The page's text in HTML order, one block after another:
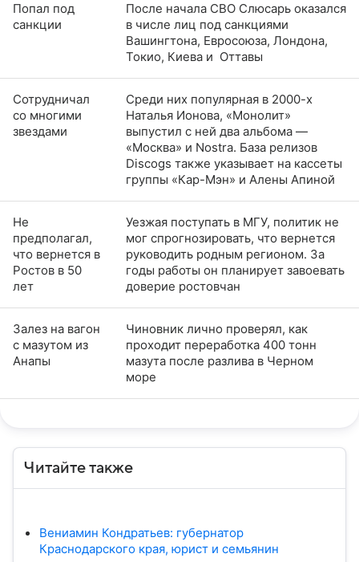
Попал под
санкции
После начала СВО Слюсарь оказался
в числе лиц под санкциями
Вашингтона, Евросоюза, Лондона,
Токио, Киева и Оттавы
Сотрудничал
со многими
звездами
Среди них популярная в 2000-х
Наталья Ионова, «Монолит»
выпустил с ней два альбома —
«Москва» и Nostra. База релизов
Discogs также указывает на кассеты
группы «Кар-Мэн» и Алены Апиной
Не
предполагал,
что вернется в
Ростов в 50
лет
Уезжая поступать в МГУ, политик не
мог спрогнозировать, что вернется
руководить родным регионом. За
годы работы он планирует завоевать
доверие ростовчан
Залез на вагон
с мазутом из
Анапы
Чиновник лично проверял, как
проходит переработка 400 тонн
мазута после разлива в Черном
море
Читайте также
Вениамин Кондратьев: губернатор
Краснодарского края, юрист и семьянин